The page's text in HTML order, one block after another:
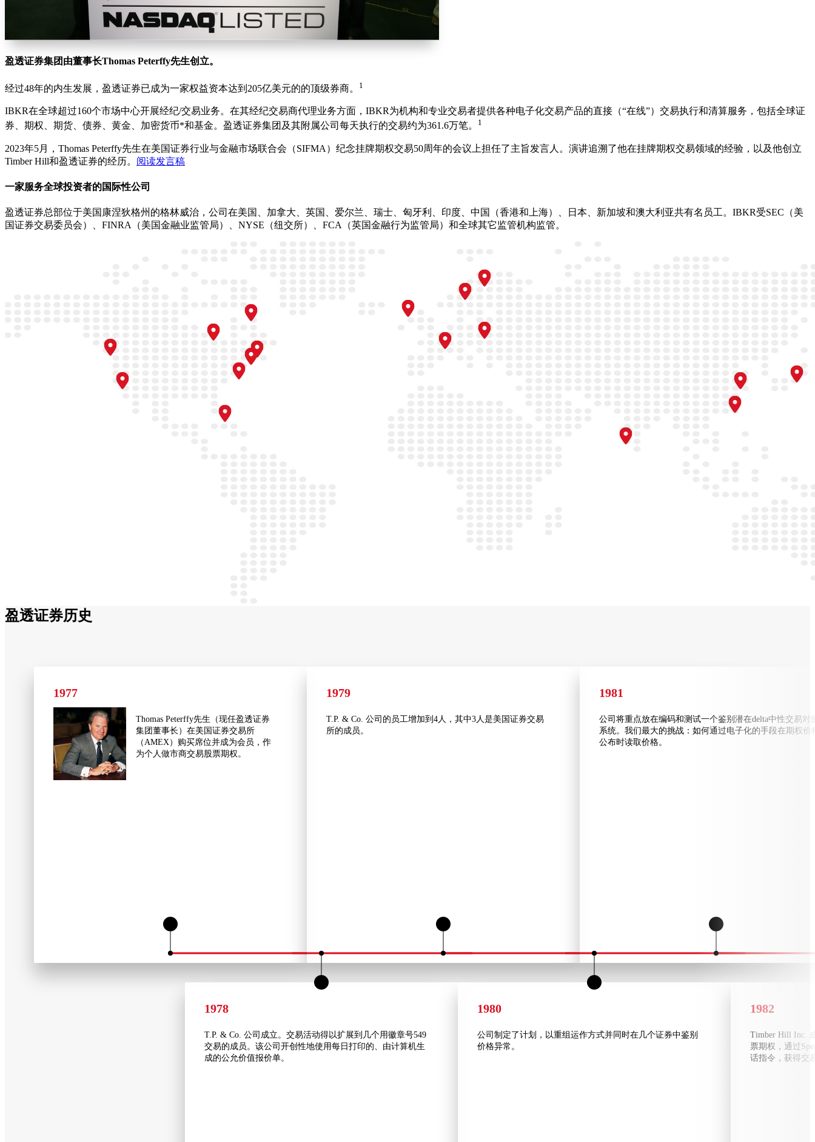
盈透证券集团由董事长Thomas Peterffy先生创立。
经过48年的内生发展，盈透证券已成为一家权益资本达到205亿美元的的顶级券商。 1
IBKR在全球超过160个市场中心开展经纪/交易业务。在其经纪交易商代理业务方面，IBKR为机构和专业交易者提供各种电子化交易产品的直接（“在线”）交易执行和清算服务，包括全球证
券、期权、期货、债券、黄金、加密货币*和基金。盈透证券集团及其附属公司每天执行的交易约为361.6万笔。
1
2023年5月，Thomas Peterffy先生在美国证券行业与金融市场联合会（SIFMA）纪念挂牌期权交易50周年的会议上担任了主旨发言人。演讲追溯了他在挂牌期权交易领域的经验，以及他创立
Timber Hill和盈透证券的经历。 阅读发言稿
一家服务全球投资者的国际性公司
盈透证券总部位于美国康涅狄格州的格林威治，公司在美国、加拿大、英国、爱尔兰、瑞士、匈牙利、印度、中国（香港和上海）、日本、新加坡和澳大利亚共有名员工。IBKR受SEC（美
国证券交易委员会）、FINRA（美国金融业监管局）、NYSE（纽交所）、FCA（英国金融行为监管局）和全球其它监管机构监管。
盈透证券历史
1977
Thomas Peterffy先生（现任盈透证券
集团董事长）在美国证券交易所
（AMEX）购买席位并成为会员，作
为个人做市商交易股票期权。
1979
T.P. & Co. 公司的员工增加到4人，其中3人是美国证券交易
所的成员。
1981
公司将重点放在编码和测试一个鉴别潜在delta中性交易对
系统。我们最大的挑战：如何通过电子化的手段在期权价
公布时读取价格。
1978
T.P. & Co. 公司成立。交易活动得以扩展到几个用徽章号549
交易的成员。该公司开创性地使用每日打印的、由计算机生
成的公允价值报价单。
1980
公司制定了计划，以重组运作方式并同时在几个证券中鉴别
价格异常。
1982
Timber Hill Inc.
票期权，通过
话指令，获得交